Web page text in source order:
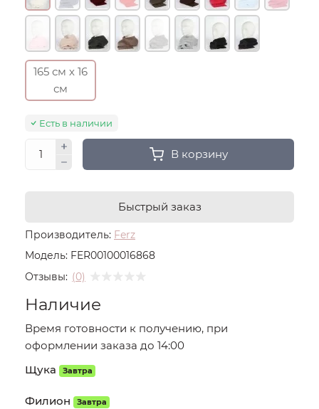
Производитель: Ferz
Модель: FER00100016868
Отзывы: (0)
165 см х 16
см
Есть в наличии
В корзину
Быстрый заказ
Наличие
Время готовности к получению, при
оформлении заказа до 14:00
Щука
Завтра
Филион Завтра